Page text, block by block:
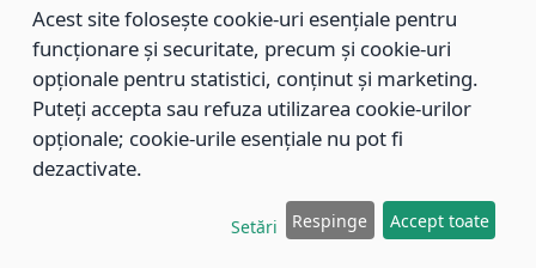
Titlu: Aprobarea Planului de acţiuni sau lucrări de interes
local pentru anul 2022.
714/17.12.2021
Titlu: Modificarea Anexei la H.C.L. nr. 709/2020 privind
aprobarea Regulamentului de Organizare şi Funcţionare
Direcţiei de Asistenţă Socială Braşov.
Acest site folosește cookie-uri esențiale pentru
funcționare și securitate, precum și cookie-uri
opționale pentru statistici, conținut și marketing.
Puteți accepta sau refuza utilizarea cookie-urilor
opționale; cookie-urile esențiale nu pot fi
dezactivate.
Setări Respinge Accept toate